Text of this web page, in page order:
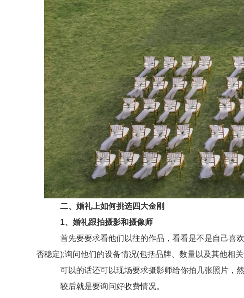
二、婚礼上如何挑选四大金刚
1、婚礼跟拍摄影和摄像师
首先要要求看他们以往的作品，看看是不是自己喜欢
否稳定);询问他们的设备情况(包括品牌、数量以及其他相
可以的话还可以现场要求摄影师给你拍几张照片，然
较后就是要询问好收费情况。